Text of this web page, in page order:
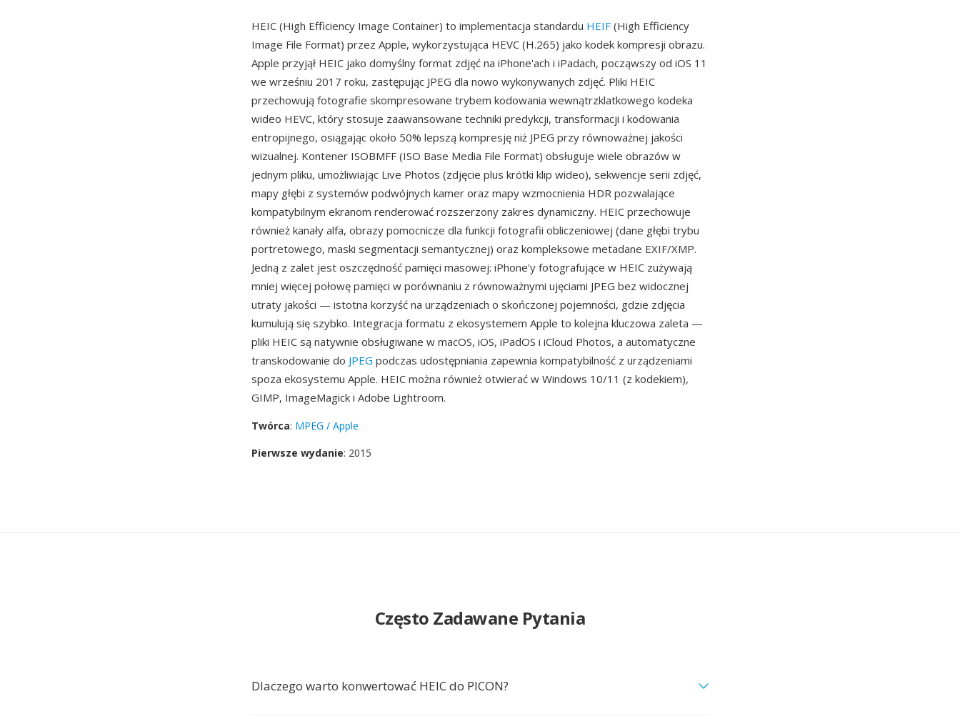
HEIC (High Efficiency Image Container) to implementacja standardu HEIF (High Efficiency
Image File Format) przez Apple, wykorzystująca HEVC (H.265) jako kodek kompresji obrazu.
Apple przyjął HEIC jako domyślny format zdjęć na iPhone'ach i iPadach, począwszy od iOS 11
we wrześniu 2017 roku, zastępując JPEG dla nowo wykonywanych zdjęć. Pliki HEIC
przechowują fotografie skompresowane trybem kodowania wewnątrzklatkowego kodeka
wideo HEVC, który stosuje zaawansowane techniki predykcji, transformacji i kodowania
entropijnego, osiągając około 50% lepszą kompresję niż JPEG przy równoważnej jakości
wizualnej. Kontener ISOBMFF (ISO Base Media File Format) obsługuje wiele obrazów w
jednym pliku, umożliwiając Live Photos (zdjęcie plus krótki klip wideo), sekwencje serii zdjęć,
mapy głębi z systemów podwójnych kamer oraz mapy wzmocnienia HDR pozwalające
kompatybilnym ekranom renderować rozszerzony zakres dynamiczny. HEIC przechowuje
również kanały alfa, obrazy pomocnicze dla funkcji fotografii obliczeniowej (dane głębi trybu
portretowego, maski segmentacji semantycznej) oraz kompleksowe metadane EXIF/XMP.
Jedną z zalet jest oszczędność pamięci masowej: iPhone'y fotografujące w HEIC zużywają
mniej więcej połowę pamięci w porównaniu z równoważnymi ujęciami JPEG bez widocznej
utraty jakości — istotna korzyść na urządzeniach o skończonej pojemności, gdzie zdjęcia
kumulują się szybko. Integracja formatu z ekosystemem Apple to kolejna kluczowa zaleta —
pliki HEIC są natywnie obsługiwane w macOS, iOS, iPadOS i iCloud Photos, a automatyczne
transkodowanie do JPEG podczas udostępniania zapewnia kompatybilność z urządzeniami
spoza ekosystemu Apple. HEIC można również otwierać w Windows 10/11 (z kodekiem),
GIMP, ImageMagick i Adobe Lightroom.
Twórca: MPEG / Apple
Pierwsze wydanie: 2015
Często Zadawane Pytania
Dlaczego warto konwertować HEIC do PICON?